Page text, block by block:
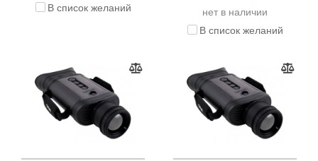
В список желаний
нет в наличии
В список желаний